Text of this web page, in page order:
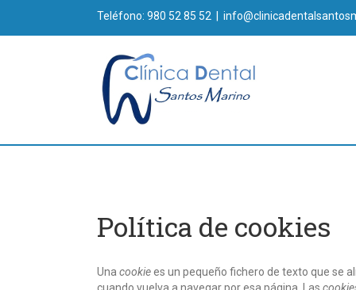
Teléfono: 980 52 85 52
Política de cookies
Una cookiees un pequeño fichero de texto que se
cuando vuelva a navegar por esa página. Las